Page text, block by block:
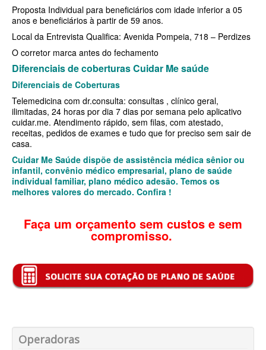
SANTARIS PLANO DE SAÚDE FAMILIAR
SÃO CRISTOVÃO PLANO DE SAÚDE FAMILIAR
STA CASA MAUÁ PLANO DE SAÚDE FAMILIAR
TOTAL MEDCARE PLANO DE SAÚDE FAMILIAR
TRASMONTANO PLANO DE SAÚDE FAMILIAR
UNIHOSP PLANO DE SAÚDE FAMILIAR
UNIMED GUARULHOS PLANO DE SAÚDE FAMILIAR
PLANO DE SAÚDE INFANTIL
BIO SAÚDE PLANO DE SAÚDE INFANTIL
BLUE MED PLANO DE SAÚDE INFANTIL
Proposta Individual para beneficiários com idade inferior a 05
anos e beneficiários à partir de 59 anos.
Local da Entrevista Qualifica: Avenida Pompeia, 718 – Perdizes
O corretor marca antes do fechamento
Diferenciais de coberturas Cuidar Me saúde
Diferenciais de Coberturas
Telemedicina com dr.consulta: consultas , clínico geral,
ilimitadas, 24 horas por dia 7 dias por semana pelo aplicativo
cuidar.me. Atendimento rápido, sem filas, com atestado,
receitas, pedidos de exames e tudo que for preciso sem sair de
casa.
Cuidar Me Saúde dispõe de assistência médica sênior ou
infantil, convênio médico empresarial, plano de saúde
individual familiar, plano médico adesão. Temos os
melhores valores do mercado. Confira !
Faça um orçamento sem custos e sem
compromisso.
Operadoras